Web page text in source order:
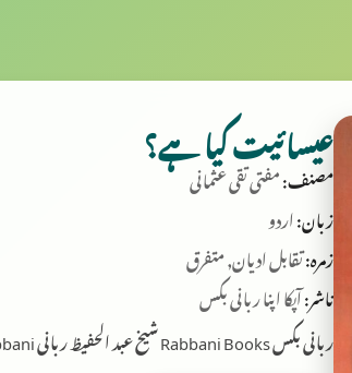
عیسائیت کیا ہے؟
مصنف:مفتی تقی عثمانی
زبان:اردو
زمرہ:تقابل ادیان, متفرق
ناشر:آپکا اپنا ربانی بکس
ربانی بکس Rabbani Books شیخ عبد الحفیظ ربانی Sheikh Abdul Hafeez Rabbani